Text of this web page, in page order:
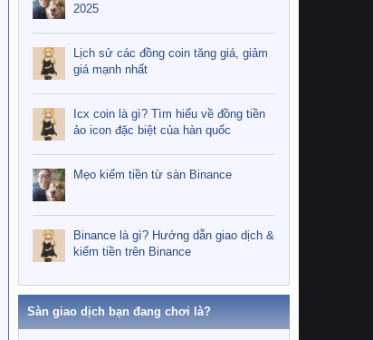
2025
Lịch sử các đồng coin tăng giá, giảm
giá mạnh nhất
Icx coin là gì? Tìm hiểu về đồng tiền
ảo icon đặc biệt của hàn quốc
Mẹo kiếm tiền từ sàn Binance
Binance là gì? Hướng dẫn giao dịch &
kiếm tiền trên Binance
Sàn giao dịch bạn đang chơi là?